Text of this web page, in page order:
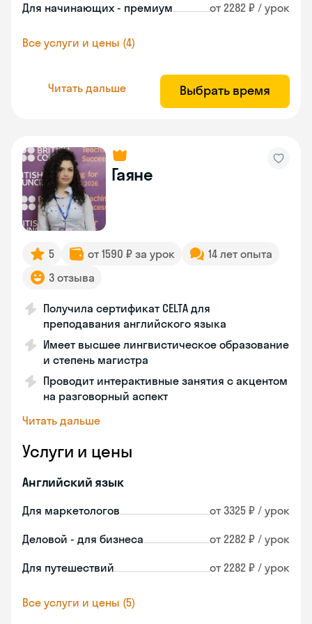
Для начинающих - премиум от 2282 ₽ / урок
Все услуги и цены (4)
Читать дальше Выбрать время
Гаяне
5 от 1590 ₽ за урок
14 лет опыта
3 отзыва
Получила сертификат CELTA для
преподавания английского языка
Имеет высшее лингвистическое образование
и степень магистра
Проводит интерактивные занятия с акцентом
на разговорный аспект
Читать дальше
Услуги и цены
Английский язык
Для маркетологов от 3325 ₽ / урок
Деловой - для бизнеса от 2282 ₽ / урок
Для путешествий от 2282 ₽ / урок
Все услуги и цены (5)